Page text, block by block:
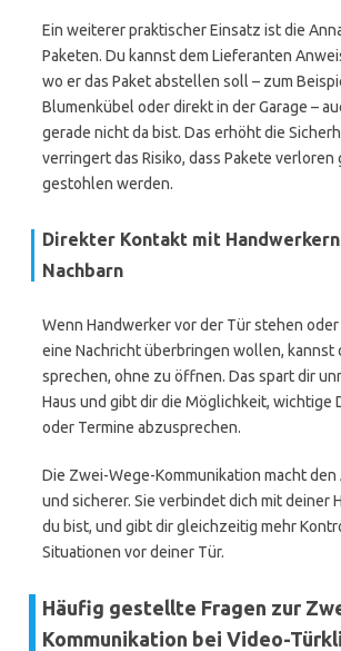
Ein weiterer praktischer Einsatz ist die
Paketen. Du kannst dem Lieferanten
wo er das Paket abstellen soll – zum
Blumenkübel oder direkt in der Garage –
gerade nicht da bist. Das erhöht die
verringert das Risiko, dass Pakete verloren
gestohlen werden.
Direkter Kontakt mit
Nachbarn
Wenn Handwerker vor der Tür stehen oder
eine Nachricht überbringen wollen, kannst
sprechen, ohne zu öffnen. Das spart dir
Haus und gibt dir die Möglichkeit, wichtige
oder Termine abzusprechen.
Die Zwei-Wege-Kommunikation macht
und sicherer. Sie verbindet dich mit deiner
du bist, und gibt dir gleichzeitig mehr
Situationen vor deiner Tür.
Häufig gestellte Fragen zur
Kommunikation bei Video-